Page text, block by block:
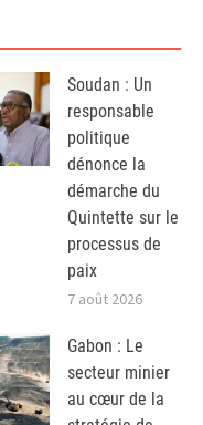
Soudan : Un
responsable
politique
dénonce la
démarche du
Quintette sur le
processus de
paix
7 août 2026
Gabon : Le
secteur minier
au cœur de la